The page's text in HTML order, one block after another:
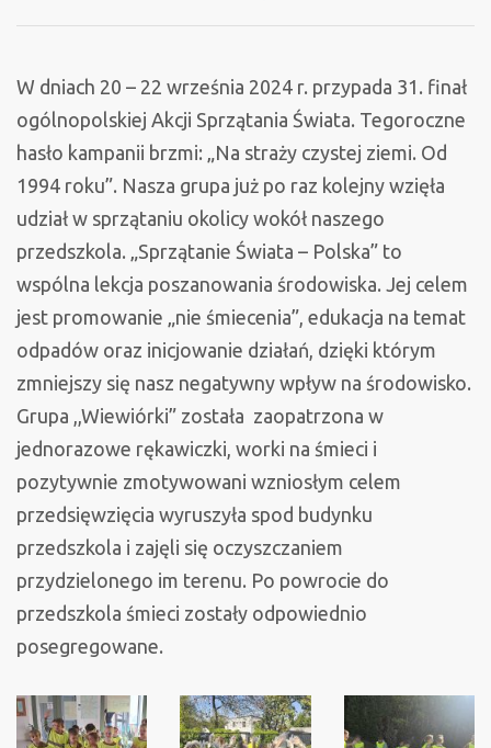
W dniach 20 – 22 września 2024 r. przypada 31. finał
ogólnopolskiej Akcji Sprzątania Świata. Tegoroczne
hasło kampanii brzmi: „Na straży czystej ziemi. Od
1994 roku”. Nasza grupa już po raz kolejny wzięła
udział w sprzątaniu okolicy wokół naszego
przedszkola. „Sprzątanie Świata – Polska” to
wspólna lekcja poszanowania środowiska. Jej celem
jest promowanie „nie śmiecenia”, edukacja na temat
odpadów oraz inicjowanie działań, dzięki którym
zmniejszy się nasz negatywny wpływ na środowisko.
Grupa ,,Wiewiórki” została zaopatrzona w
jednorazowe rękawiczki, worki na śmieci i
pozytywnie zmotywowani wzniosłym celem
przedsięwzięcia wyruszyła spod budynku
przedszkola i zajęli się oczyszczaniem
przydzielonego im terenu. Po powrocie do
przedszkola śmieci zostały odpowiednio
posegregowane.